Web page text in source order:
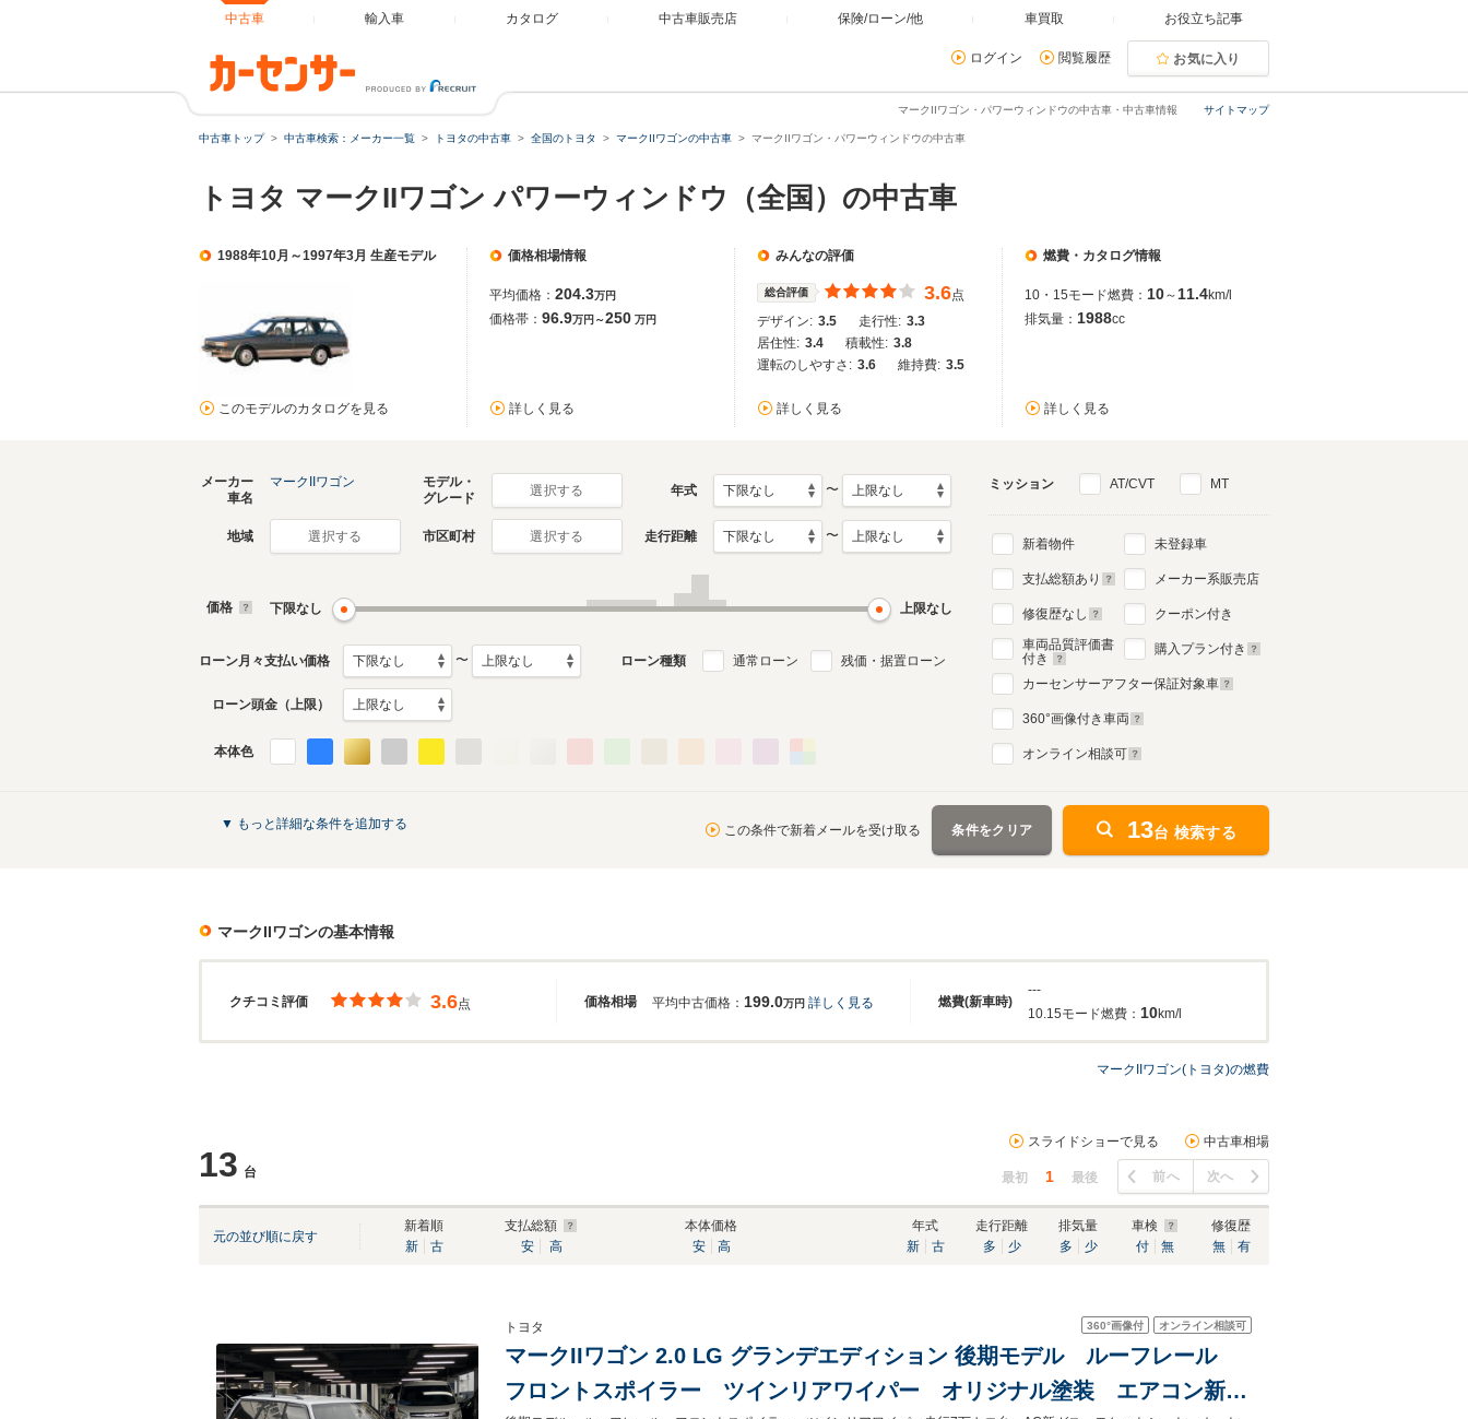
中古車 輸入車 カタログ 中古車販売店 保険/ローン/他 車買取 お役立ち記事
ログイン 閲覧履歴 お気に入り
サイトマップ
マークIIワゴン・パワーウィンドウの中古車・中古車情報
中古車トップ 中古車検索：メーカー一覧 トヨタの中古車 全国のトヨタ マークIIワゴンの中古車 マークIIワゴン・パワーウィンドウの中古車
トヨタ マークIIワゴン パワーウィンドウ（全国）の中古車
1988年10月～1997年3月 生産モデル
このモデルのカタログを見る
価格相場情報
平均価格： 204.3万円
価格帯： 96.9万円～250 万円
詳しく見る
みんなの評価
総合評価 3.6点
デザイン: 3.5 走行性: 3.3
居住性: 3.4 積載性: 3.8
運転のしやすさ: 3.6 維持費: 3.5
詳しく見る
燃費・カタログ情報
10・15モード燃費： 10～ 11.4km/l
排気量： 1988cc
詳しく見る
メーカー
車名
マークIIワゴン
モデル・
グレード
選択する 年式 〜
地域 選択する 市区町村 選択する 走行距離 〜
価格 下限なし 上限なし
ローン月々支払い価格 〜 ローン種類 通常ローン 残価・据置ローン
ローン頭金（上限）
本体色
ミッション AT/CVT MT
新着物件
支払総額あり
修復歴なし
車両品質評価書
付き
未登録車
メーカー系販売店
クーポン付き
購入プラン付き
カーセンサーアフター保証対象車
360°画像付き車両
オンライン相談可
▼ もっと詳細な条件を追加する この条件で新着メールを受け取る 条件をクリア 13台 検索する
マークIIワゴンの基本情報
クチコミ評価 価格相場 燃費(新車時)
3.6点 平均中古価格： 199.0万円 詳しく見る
---
10.15モード燃費： 10km/l
マークIIワゴン(トヨタ)の燃費
13 台
スライドショーで見る 中古車相場
最初 1 最後 前へ 次へ
元の並び順に戻す
新着順
新
古
支払総額
安
高
本体価格
安
高
年式
新
古
走行距離
多
少
排気量
多
少
車検
付
無
修復歴
無
有
360°画像付 オンライン相談可
トヨタ
マークIIワゴン 2.0 LG グランデエディション 後期モデル ルーフレール
フロントスポイラー ツインリアワイパー オリジナル塗装 エアコン新ガ